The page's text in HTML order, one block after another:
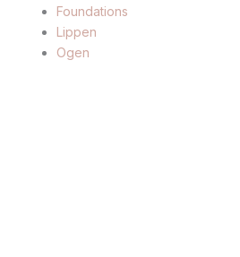
Foundations
Lippen
Ogen